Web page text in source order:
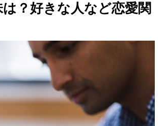
？好きな人など恋愛関